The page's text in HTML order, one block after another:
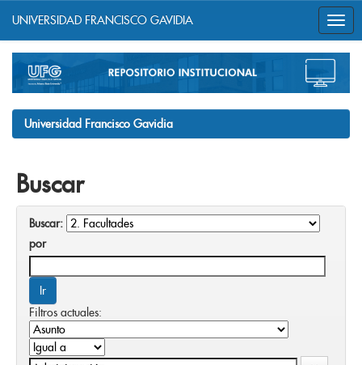
navigation
UNIVERSIDAD FRANCISCO GAVIDIA
Universidad Francisco Gavidia
Buscar
Buscar:
por
Filtros actuales: